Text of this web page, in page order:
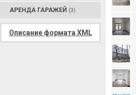
АРЕНДА ГАРАЖЕЙ (3)
Описание формата XML